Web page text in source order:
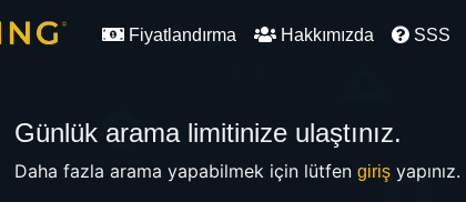
Fiyatlandırma Hakkımızda SSS
Günlük arama limitinize ulaştınız.
Daha fazla arama yapabilmek için lütfen girişyapınız.